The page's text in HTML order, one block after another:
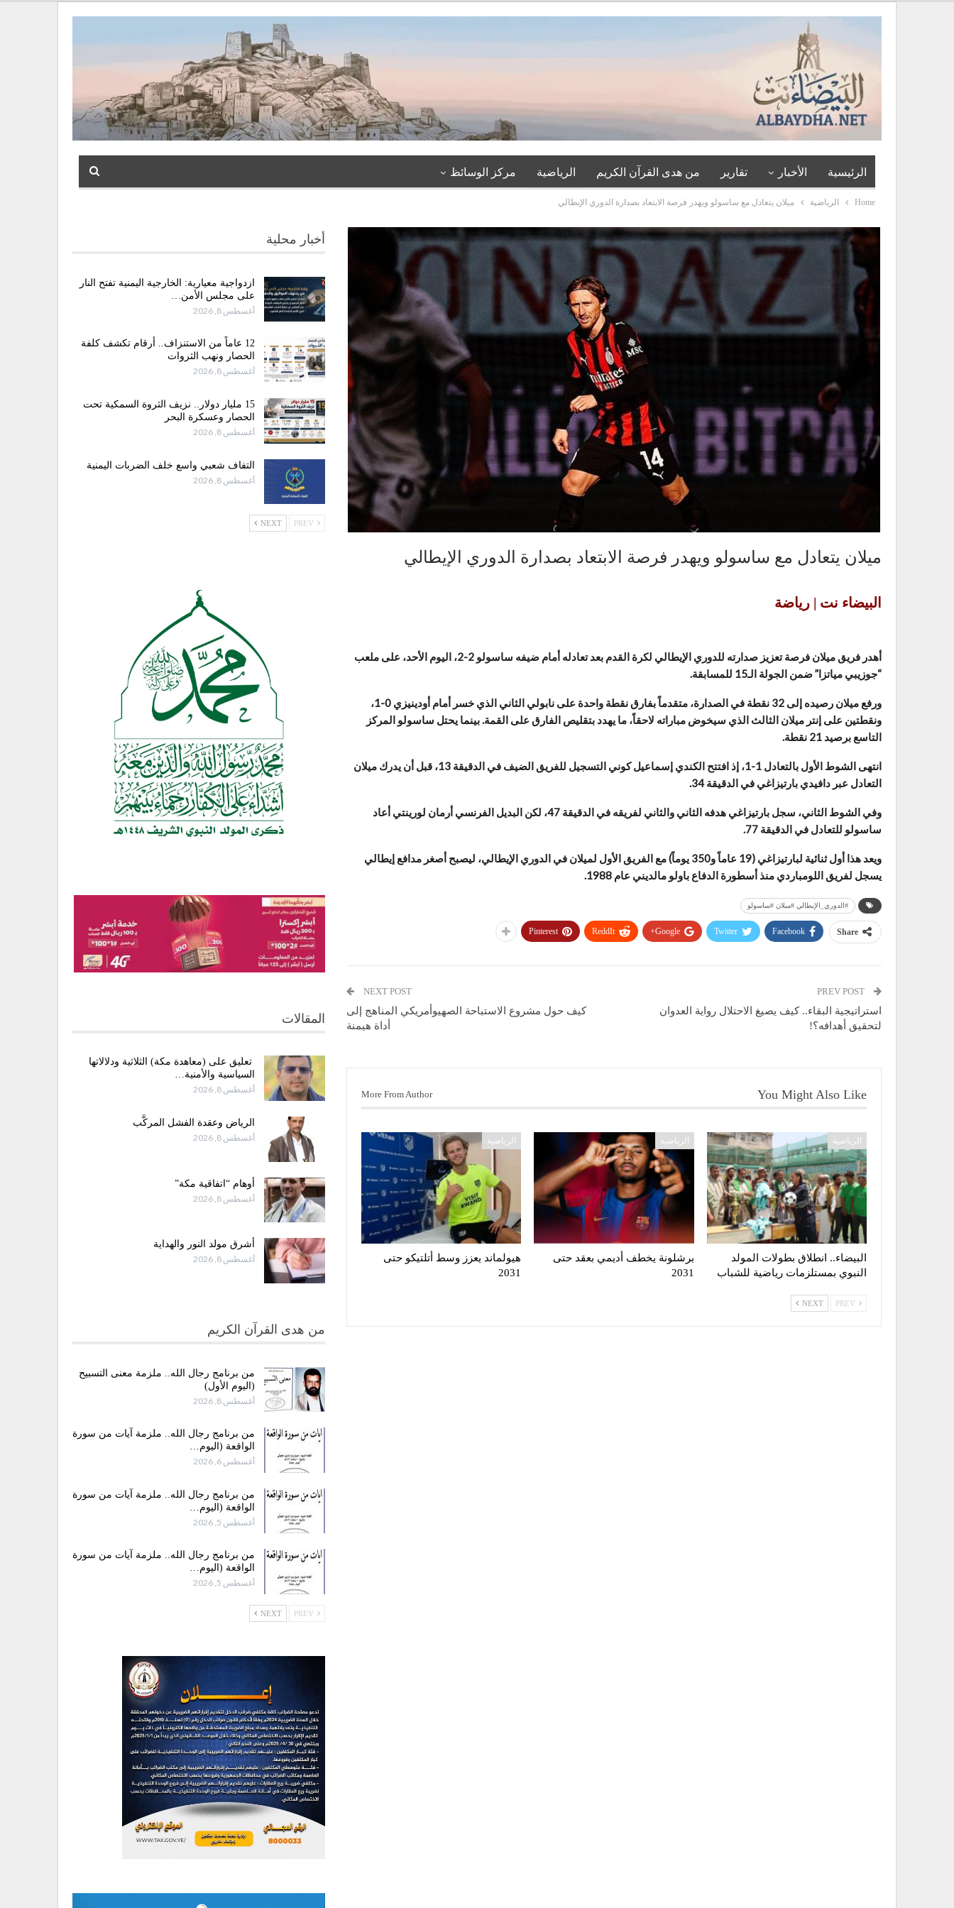
الرئيسية الأخبار تقارير من هدى القرآن الكريم الرياضية مركز الوسائظ
Home الرياضية ميلان يتعادل مع ساسولو ويهدر فرصة الابتعاد بصدارة الدوري الإيطالي
ميلان يتعادل مع ساسولو ويهدر فرصة الابتعاد بصدارة الدوري الإيطالي
البيضاء نت | رياضة
أهدر فريق ميلان فرصة تعزيز صدارته للدوري الإيطالي لكرة القدم بعد تعادله أمام ضيفه ساسولو 2-2، اليوم الأحد، على ملعب
“جوزيبي مياتزا” ضمن الجولة الـ15 للمسابقة.
ورفع ميلان رصيده إلى 32 نقطة في الصدارة، متقدماً بفارق نقطة واحدة على نابولي الثاني الذي خسر أمام أودينيزي 0-1،
ونقطتين على إنتر ميلان الثالث الذي سيخوض مباراته لاحقاً، ما يهدد بتقليص الفارق على القمة. بينما يحتل ساسولو المركز
التاسع برصيد 21 نقطة.
انتهى الشوط الأول بالتعادل 1-1، إذ افتتح الكندي إسماعيل كوني التسجيل للفريق الضيف في الدقيقة 13، قبل أن يدرك ميلان
التعادل عبر دافيدي بارتيزاغي في الدقيقة 34.
وفي الشوط الثاني، سجل بارتيزاغي هدفه الثاني والثاني لفريقه في الدقيقة 47، لكن البديل الفرنسي أرمان لورينتي أعاد
ساسولو للتعادل في الدقيقة 77.
ويعد هذا أول ثنائية لبارتيزاغي (19 عاماً و350 يوماً) مع الفريق الأول لميلان في الدوري الإيطالي، ليصبح أصغر مدافع إيطالي
يسجل لفريق اللومباردي منذ أسطورة الدفاع باولو مالديني عام 1988.
#الدوري_الإيطالي #ميلان #ساسولو
Share
Facebook
Twitter
Google+
ReddIt
Pinterest
استراتيجية البقاء.. كيف يصيغ الاحتلال رواية العدوان
لتحقيق أهدافه؟!
NEXT POST
كيف حول مشروع الاستباحة الصهيوأمريكي المناهج إلى
أداة هيمنة
You Might Also Like
More From Author
الرياضية
البيضاء.. انطلاق بطولات المولد
النبوي بمستلزمات رياضية للشباب
الرياضية
برشلونة يخطف أديمي بعقد حتى
2031
الرياضية
هيولماند يعزز وسط أتلتيكو حتى
2031
NEXT
أخبار محلية
ازدواجية معيارية: الخارجية اليمنية تفتح النار
على مجلس الأمن…
أغسطس 8, 2026
12 عاماً من الاستنزاف.. أرقام تكشف كلفة
الحصار ونهب الثروات
أغسطس 8, 2026
15 مليار دولار.. نزيف الثروة السمكية تحت
الحصار وعسكرة البحر
أغسطس 8, 2026
التفاف شعبي واسع خلف الضربات اليمنية
أغسطس 8, 2026
NEXT
المقالات
تعليق على (معاهدة مكة) الثلاثية ودلالاتها
السياسية والأمنية…
أغسطس 8, 2026
الرياض وعقدة الفشل المركَّب
أغسطس 8, 2026
أوهام “اتفاقية مكة”
أغسطس 8, 2026
أشرق مولد النور والهداية
أغسطس 8, 2026
من هدى القرآن الكريم
من برنامج رجال الله.. ملزمة معنى التسبيح
(اليوم الأول)
أغسطس 8, 2026
من برنامج رجال الله.. ملزمة آيات من سورة
الواقعة (اليوم…
أغسطس 6, 2026
من برنامج رجال الله.. ملزمة آيات من سورة
الواقعة (اليوم…
أغسطس 5, 2026
من برنامج رجال الله.. ملزمة آيات من سورة
الواقعة (اليوم…
أغسطس 5, 2026
NEXT